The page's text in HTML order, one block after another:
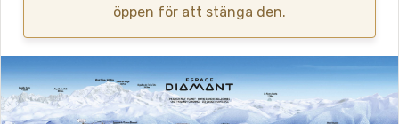
öppen för att stänga den.